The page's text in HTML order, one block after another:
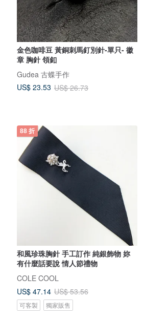
金色咖啡豆 黃銅刺馬釘別針-單只- 徽
章 胸針 領釦
Gudea 古蝶手作
US$ 23.53 US$ 26.73
88 折
和風珍珠胸針 手工訂作 純銀飾物 妳
有什麼話要說 情人節禮物
COLE COOL
US$ 47.14 US$ 53.56
可客製 獨家販售